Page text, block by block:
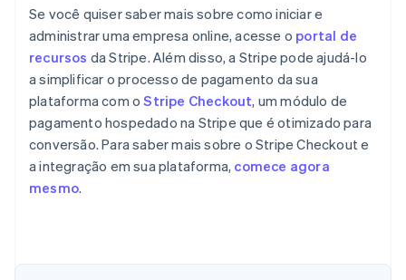
Se você quiser saber mais sobre como iniciar e
administrar uma empresa online, acesse o portal de
recursos da Stripe. Além disso, a Stripe pode ajudá-lo
a simplificar o processo de pagamento da sua
plataforma com oStripe Checkout, um módulo de
pagamento hospedado na Stripe que é otimizado para
conversão. Para saber mais sobre o Stripe Checkout e
a integração em sua plataforma, comece agora
mesmo.